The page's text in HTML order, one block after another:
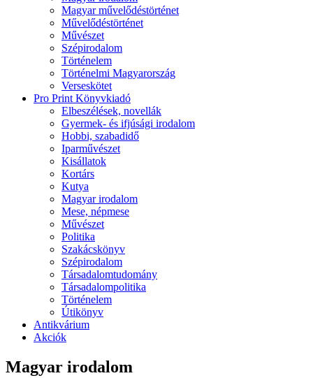
Magyar művelődéstörténet
Művelődéstörténet
Művészet
Szépirodalom
Történelem
Történelmi Magyarország
Verseskötet
Pro Print Könyvkiadó
Elbeszélések, novellák
Gyermek- és ifjúsági irodalom
Hobbi, szabadidő
Iparművészet
Kisállatok
Kortárs
Kutya
Magyar irodalom
Mese, népmese
Művészet
Politika
Szakácskönyv
Szépirodalom
Társadalomtudomány
Társadalompolitika
Történelem
Útikönyv
Antikvárium
Akciók
Magyar irodalom